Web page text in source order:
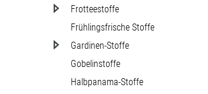
Frotteestoffe
Frühlingsfrische Stoffe
Gardinen-Stoffe
Gobelinstoffe
Halbpanama-Stoffe